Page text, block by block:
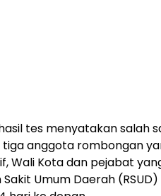
tes menyatakan
tiga anggota rombongan
Wali Kota dan pejabat
Umum Daerah